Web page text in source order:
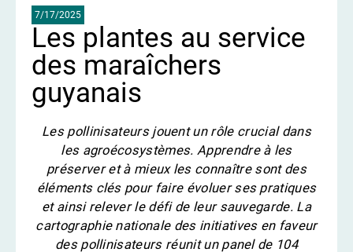
7/17/2025
Les plantes au service
des maraîchers
guyanais
Les pollinisateurs jouent un rôle crucial dans
les agroécosystèmes. Apprendre à les
préserver et à mieux les connaître sont des
éléments clés pour faire évoluer ses pratiques
et ainsi relever le défi de leur sauvegarde. La
cartographie nationale des initiatives en faveur
des pollinisateurs réunit un panel de 104